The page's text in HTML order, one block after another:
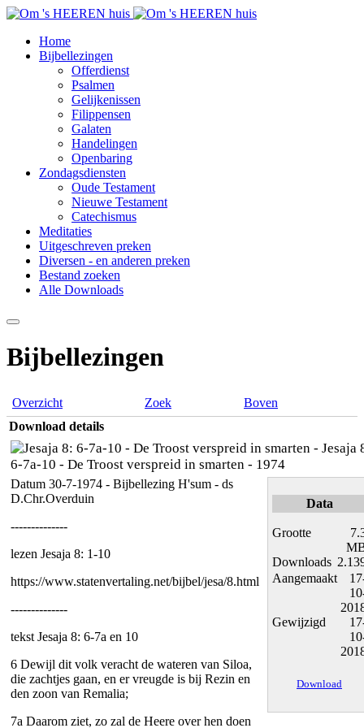
Home
Bijbellezingen
Offerdienst
Psalmen
Gelijkenissen
Filippensen
Galaten
Handelingen
Openbaring
Zondagsdiensten
Oude Testament
Nieuwe Testament
Catechismus
Meditaties
Uitgeschreven preken
Diversen - en anderen preken
Bestand zoeken
Alle Downloads
Bijbellezingen
Overzicht Zoek
Boven
Download details
Jesaja
6-7a-10 - De Troost verspreid in smarten - 1974
Datum 30-7-1974 - Bijbellezing H'sum - ds
D.Chr.Overduin
--------------
lezen Jesaja 8: 1-10
https://www.statenvertaling.net/bijbel/jesa/8.html
--------------
tekst Jesaja 8: 6-7a en 10
6 Dewijl dit volk veracht de wateren van Siloa,
die zachtjes gaan, en er vreugde is bij Rezin en
den zoon van Remalia;
7a Daarom ziet, zo zal de Heere over hen doen
Data
Grootte
Downloads
Aangemaakt
Gewijzigd
Download